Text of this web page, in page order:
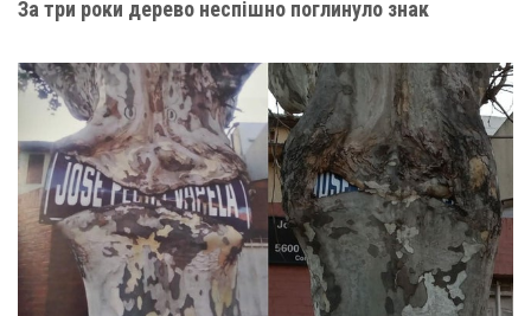
За три роки дерево неспішно поглинуло знак